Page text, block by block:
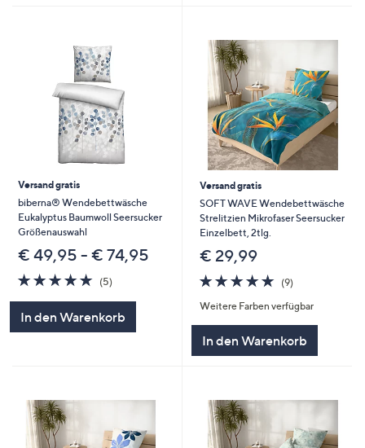
Versand gratis
biberna® Wendebettwäsche
Eukalyptus Baumwoll Seersucker
Größenauswahl
€ 49,95 - € 74,95
5.0
von
(5)5
In den Warenkorb
Versand gratis
SOFT WAVE Wendebettwäsche
Strelitzien Mikrofaser Seersucker
Einzelbett, 2tlg.
€ 29,99
4.7
von
5
(9)9
Weitere Farben verfügbar
In den Warenkorb